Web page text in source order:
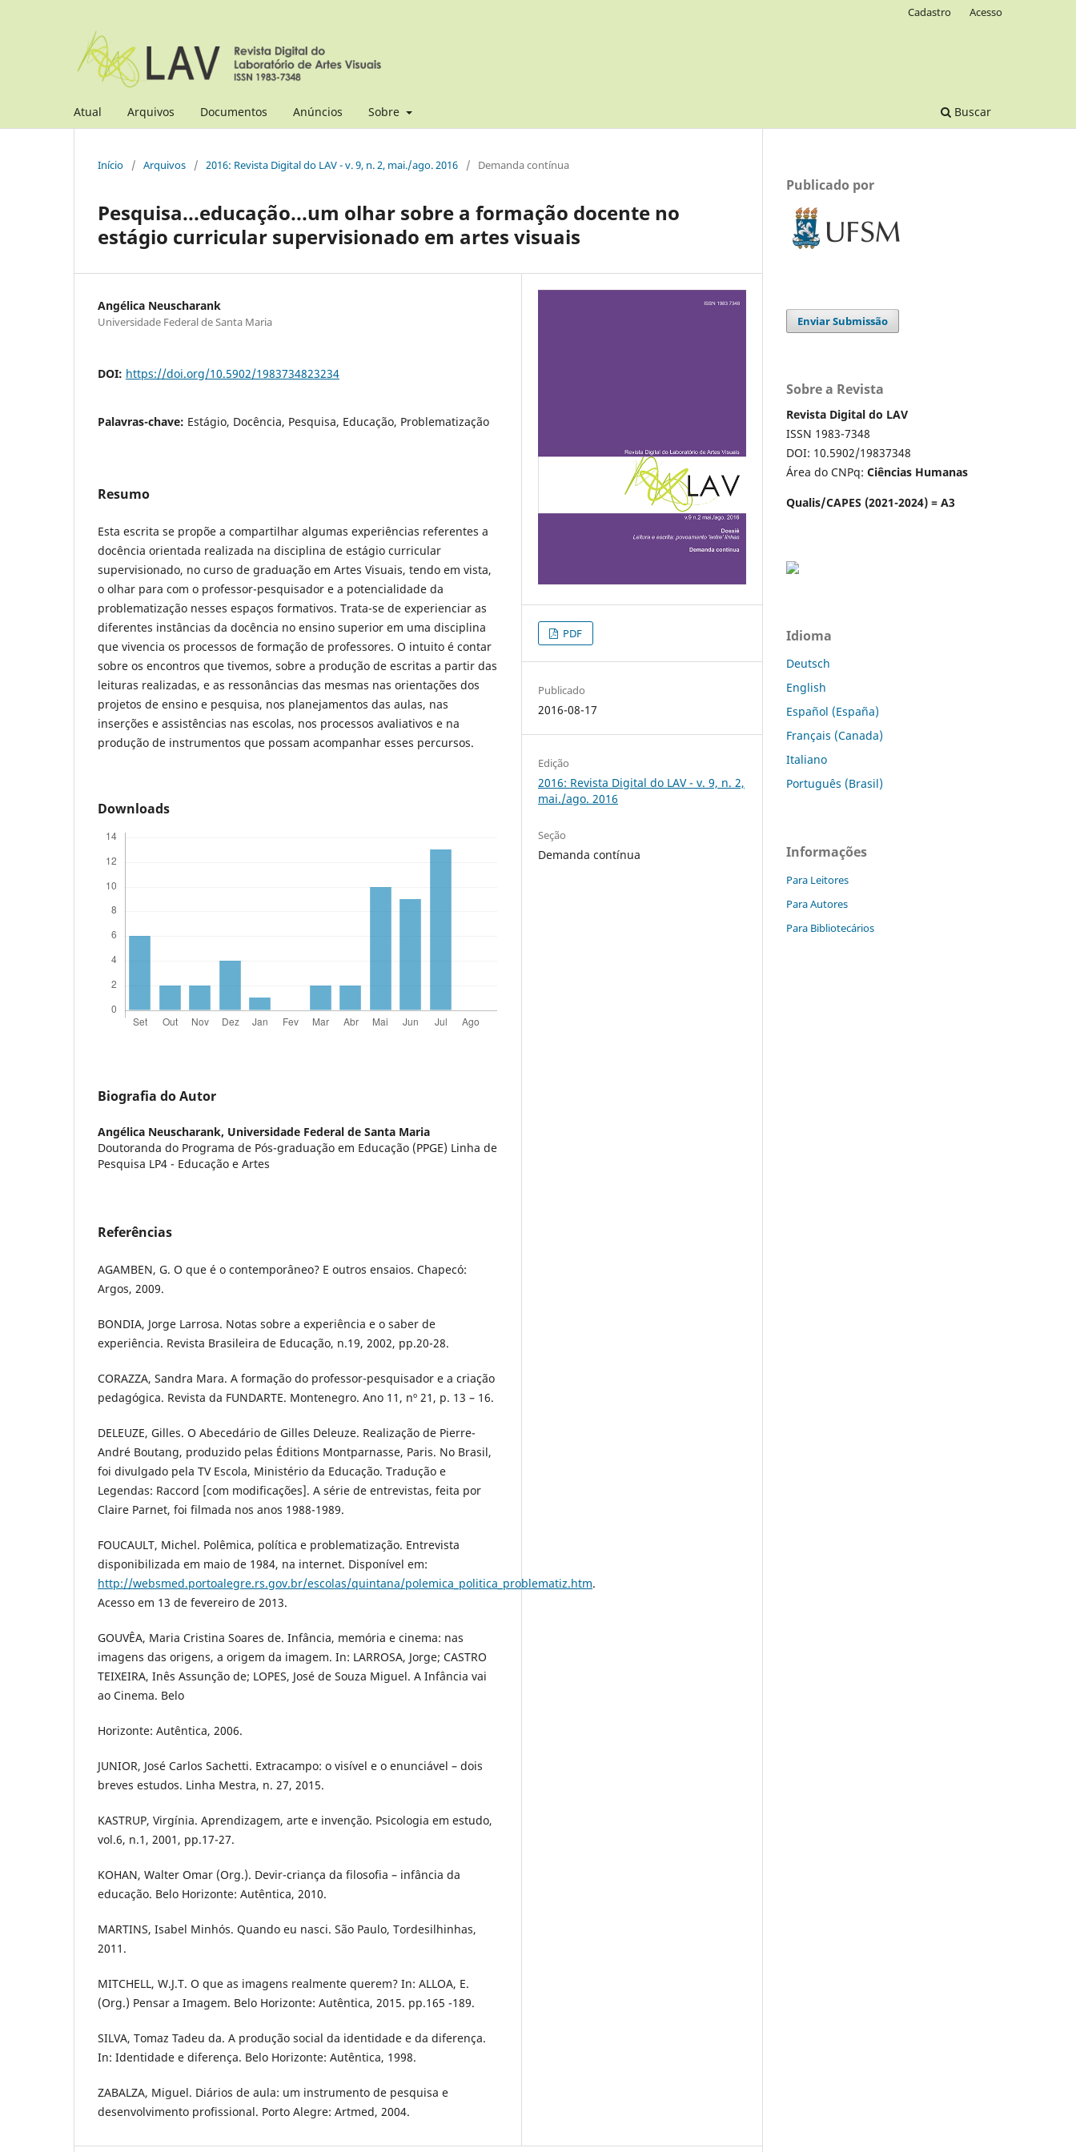
Atual Arquivos Documentos Anúncios Sobre Buscar
Cadastro Acesso
Início / Arquivos / 2016: Revista Digital do LAV - v. 9, n. 2, mai./ago. 2016 / Demanda contínua
Pesquisa...educação...um olhar sobre a formação docente no
estágio curricular supervisionado em artes visuais
Angélica Neuscharank
Universidade Federal de Santa Maria
DOI: https://doi.org/10.5902/1983734823234
Palavras-chave: Estágio, Docência, Pesquisa, Educação, Problematização
Resumo
Esta escrita se propõe a compartilhar algumas experiências referentes a
docência orientada realizada na disciplina de estágio curricular
supervisionado, no curso de graduação em Artes Visuais, tendo em vista,
o olhar para com o professor-pesquisador e a potencialidade da
problematização nesses espaços formativos. Trata-se de experienciar as
diferentes instâncias da docência no ensino superior em uma disciplina
que vivencia os processos de formação de professores. O intuito é contar
sobre os encontros que tivemos, sobre a produção de escritas a partir das
leituras realizadas, e as ressonâncias das mesmas nas orientações dos
projetos de ensino e pesquisa, nos planejamentos das aulas, nas
inserções e assistências nas escolas, nos processos avaliativos e na
produção de instrumentos que possam acompanhar esses percursos.
Downloads
Biografia do Autor
Angélica Neuscharank, Universidade Federal de Santa Maria
Doutoranda do Programa de Pós-graduação em Educação (PPGE) Linha de
Pesquisa LP4 - Educação e Artes
Referências
AGAMBEN, G. O que é o contemporâneo? E outros ensaios. Chapecó:
Argos, 2009.
BONDIA, Jorge Larrosa. Notas sobre a experiência e o saber de
experiência. Revista Brasileira de Educação, n.19, 2002, pp.20-28.
CORAZZA, Sandra Mara. A formação do professor-pesquisador e a criação
pedagógica. Revista da FUNDARTE. Montenegro. Ano 11, nº 21, p. 13 – 16.
DELEUZE, Gilles. O Abecedário de Gilles Deleuze. Realização de Pierre-
André Boutang, produzido pelas Éditions Montparnasse, Paris. No Brasil,
foi divulgado pela TV Escola, Ministério da Educação. Tradução e
Legendas: Raccord [com modificações]. A série de entrevistas, feita por
Claire Parnet, foi filmada nos anos 1988-1989.
FOUCAULT, Michel. Polêmica, política e problematização. Entrevista
disponibilizada em maio de 1984, na internet. Disponível em:
http://websmed.portoalegre.rs.gov.br/escolas/quintana/polemica_politica_problematiz.htm.
Acesso em 13 de fevereiro de 2013.
GOUVÊA, Maria Cristina Soares de. Infância, memória e cinema: nas
imagens das origens, a origem da imagem. In: LARROSA, Jorge; CASTRO
TEIXEIRA, Inês Assunção de; LOPES, José de Souza Miguel. A Infância vai
ao Cinema. Belo
Horizonte: Autêntica, 2006.
JUNIOR, José Carlos Sachetti. Extracampo: o visível e o enunciável – dois
breves estudos. Linha Mestra, n. 27, 2015.
KASTRUP, Virgínia. Aprendizagem, arte e invenção. Psicologia em estudo,
vol.6, n.1, 2001, pp.17-27.
KOHAN, Walter Omar (Org.). Devir-criança da filosofia – infância da
educação. Belo Horizonte: Autêntica, 2010.
MARTINS, Isabel Minhós. Quando eu nasci. São Paulo, Tordesilhinhas,
2011.
MITCHELL, W.J.T. O que as imagens realmente querem? In: ALLOA, E.
(Org.) Pensar a Imagem. Belo Horizonte: Autêntica, 2015. pp.165 -189.
SILVA, Tomaz Tadeu da. A produção social da identidade e da diferença.
In: Identidade e diferença. Belo Horizonte: Autêntica, 1998.
ZABALZA, Miguel. Diários de aula: um instrumento de pesquisa e
desenvolvimento profissional. Porto Alegre: Artmed, 2004.
PDF
Publicado
2016-08-17
Edição
2016: Revista Digital do LAV - v. 9, n. 2,
mai./ago. 2016
Seção
Demanda contínua
Publicado por
Enviar Submissão
Sobre a Revista
Revista Digital do LAV
ISSN 1983-7348
DOI: 10.5902/19837348
Área do CNPq: Ciências Humanas
Qualis/CAPES (2021-2024) = A3
Idioma
Deutsch
English
Español (España)
Français (Canada)
Italiano
Português (Brasil)
Informações
Para Leitores
Para Autores
Para Bibliotecários